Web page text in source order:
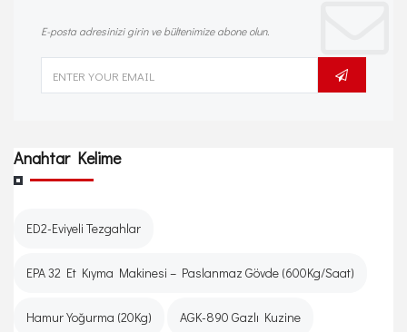
E-posta adresinizi girin ve bültenimize abone olun.
Anahtar Kelime
ED2-Eviyeli Tezgahlar
EPA 32 Et Kıyma Makinesi – Paslanmaz Gövde (600Kg/Saat)
Hamur Yoğurma (20Kg) AGK-890 Gazlı Kuzine